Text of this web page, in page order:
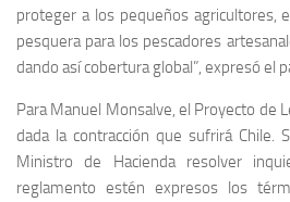
proteger a los pequeños agricultores,
pesquera para los pescadores
dando así cobertura global”, expresó el
Para Manuel Monsalve, el Proyecto de
dada la contracción que sufrirá Chile.
Ministro de Hacienda resolver
reglamento estén expresos los